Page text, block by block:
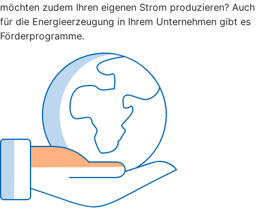
möchten zudem Ihren eigenen Strom produzieren? Auch
für die Energieerzeugung in Ihrem Unternehmen gibt es
Förderprogramme.